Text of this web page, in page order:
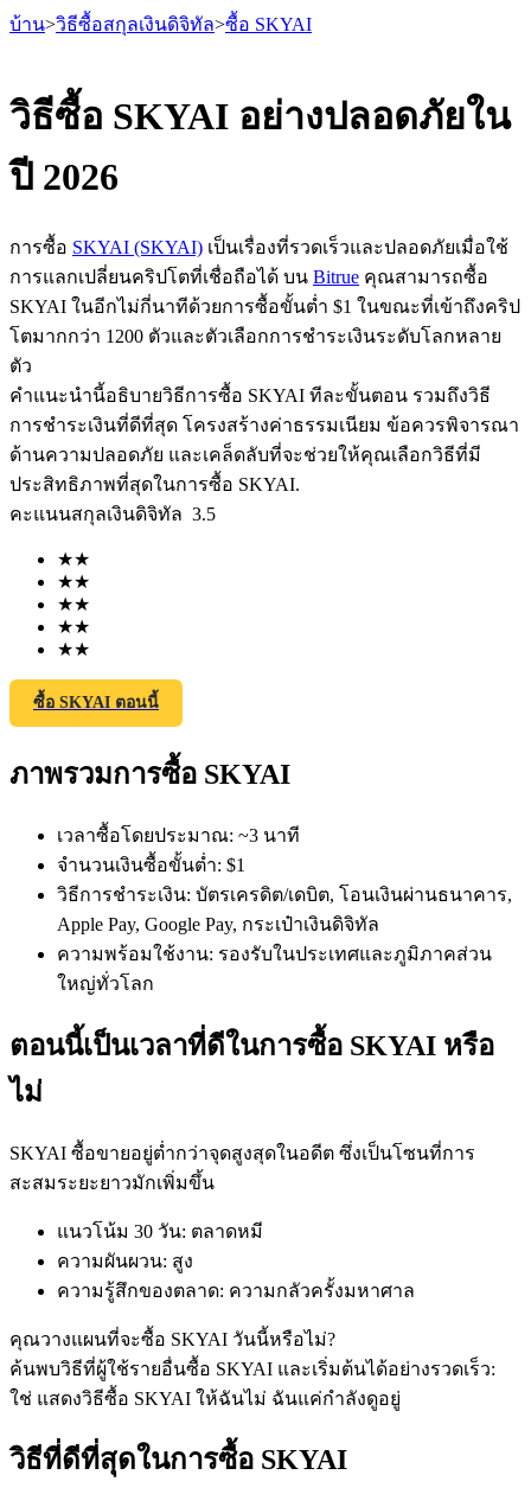
ฟิวเจอร์ส
ฟิวเจอร์ส USDT
ฟิวเจอร์สที่ใช้ USDT เป็นหลักประกัน
ฟิวเจอร์ส COIN-M
ฟิวเจอร์สสกุลเงินดิจิทัล
TradFi
อนุพันธ์ของหุ้น ฟอเร็กซ์ โลหะมีค่า และสินค้าโภคภัณฑ์
ฟิวเจอร์ส USDC
คัดลอกการซื้อขาย
บ้าน>วิธีซื้อสกุลเงินดิจิทัล>ซื้อ SKYAI
วิธีซื้อ SKYAI อย่างปลอดภัยใน
ปี 2026
การซื้อ SKYAI (SKYAI) เป็นเรื่องที่รวดเร็วและปลอดภัยเมื่อใช้
การแลกเปลี่ยนคริปโตที่เชื่อถือได้ บน Bitrue คุณสามารถซื้อ
SKYAI ในอีกไม่กี่นาทีด้วยการซื้อขั้นต่ำ $1 ในขณะที่เข้าถึงคริป
โตมากกว่า 1200 ตัวและตัวเลือกการชำระเงินระดับโลกหลาย
ตัว
คำแนะนำนี้อธิบายวิธีการซื้อ SKYAI ทีละขั้นตอน รวมถึงวิธี
การชำระเงินที่ดีที่สุด โครงสร้างค่าธรรมเนียม ข้อควรพิจารณา
ด้านความปลอดภัย และเคล็ดลับที่จะช่วยให้คุณเลือกวิธีที่มี
ประสิทธิภาพที่สุดในการซื้อ SKYAI.
คะแนนสกุลเงินดิจิทัล 3.5
★★
★★
★★
★★
★★
ซื้อ SKYAI ตอนนี้
ภาพรวมการซื้อ SKYAI
เวลาซื้อโดยประมาณ: ~3 นาที
จำนวนเงินซื้อขั้นต่ำ: $1
วิธีการชำระเงิน: บัตรเครดิต/เดบิต, โอนเงินผ่านธนาคาร,
Apple Pay, Google Pay, กระเป๋าเงินดิจิทัล
ความพร้อมใช้งาน: รองรับในประเทศและภูมิภาคส่วน
ใหญ่ทั่วโลก
ตอนนี้เป็นเวลาที่ดีในการซื้อ SKYAI หรือ
ไม่
SKYAI ซื้อขายอยู่ต่ำกว่าจุดสูงสุดในอดีต ซึ่งเป็นโซนที่การ
สะสมระยะยาวมักเพิ่มขึ้น
แนวโน้ม 30 วัน: ตลาดหมี
ความผันผวน: สูง
ความรู้สึกของตลาด: ความกลัวครั้งมหาศาล
คุณวางแผนที่จะซื้อ SKYAI วันนี้หรือไม่?
ค้นพบวิธีที่ผู้ใช้รายอื่นซื้อ SKYAI และเริ่มต้นได้อย่างรวดเร็ว:
ใช่ แสดงวิธีซื้อ SKYAI ให้ฉันไม่ ฉันแค่กำลังดูอยู่
วิธีที่ดีที่สุดในการซื้อ SKYAI